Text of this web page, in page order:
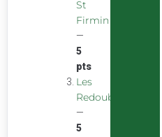
St
Firmin
—
5
pts
Les
Redoubstables
—
5